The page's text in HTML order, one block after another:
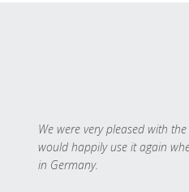
We were very pleased with
would happily use it again
in Germany.